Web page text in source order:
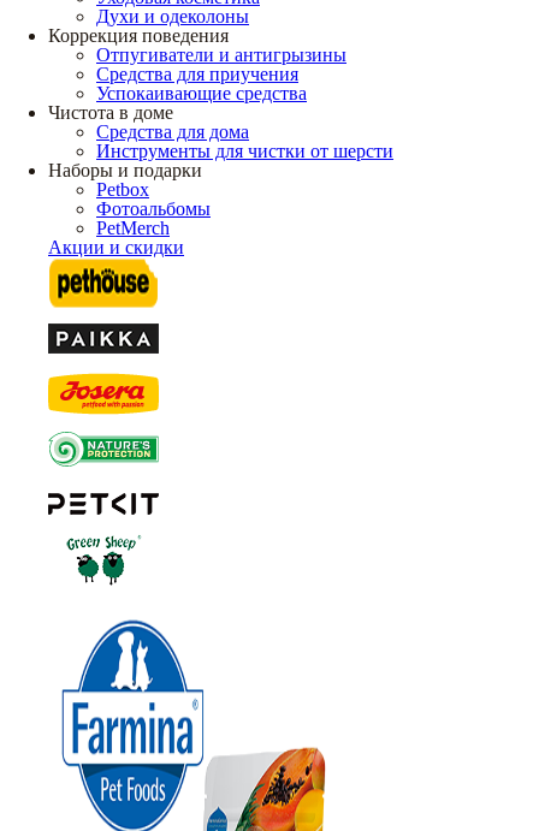
Духи и одеколоны
Коррекция поведения
Отпугиватели и антигрызины
Средства для приучения
Успокаивающие средства
Чистота в доме
Средства для дома
Инструменты для чистки от шерсти
Наборы и подарки
Petbox
Фотоальбомы
PetMerch
Акции и скидки